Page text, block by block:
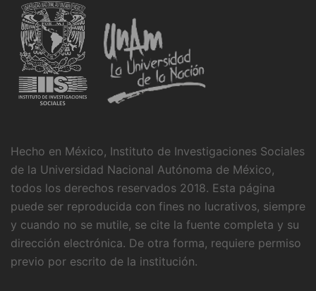
Hecho en México, Instituto de Investigaciones Sociales
de la Universidad Nacional Autónoma de México,
todos los derechos reservados 2018. Esta página
puede ser reproducida con fines no lucrativos, siempre
y cuando no se mutile, se cite la fuente completa y su
dirección electrónica. De otra forma, requiere permiso
previo por escrito de la institución.